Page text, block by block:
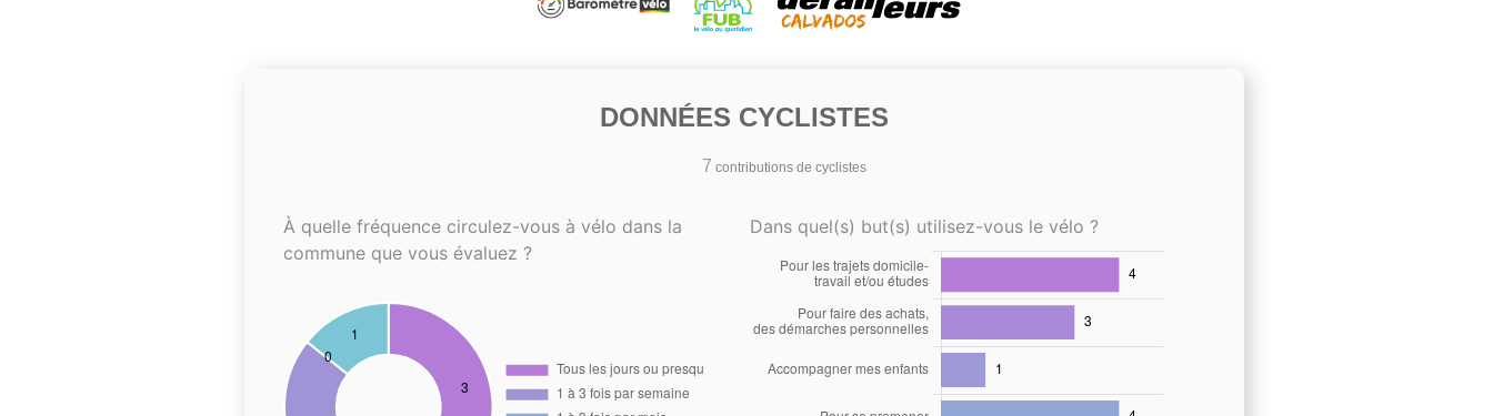
DONNÉES CYCLISTES
7 contributions de cyclistes
À quelle fréquence circulez-vous à vélo dans la
commune que vous évaluez ?
Dans quel(s) but(s) utilisez-vous le vélo ?